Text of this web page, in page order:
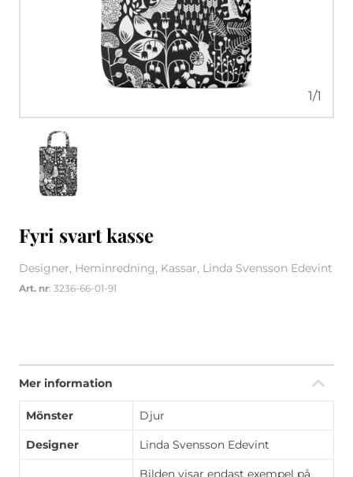
1/1
Fyri svart kasse
Designer, Heminredning, Kassar, Linda Svensson Edevint
Art. nr: 3236-66-01-91
Mer information
Mönster Djur
Designer Linda Svensson Edevint
Bilden visar endast exempel på